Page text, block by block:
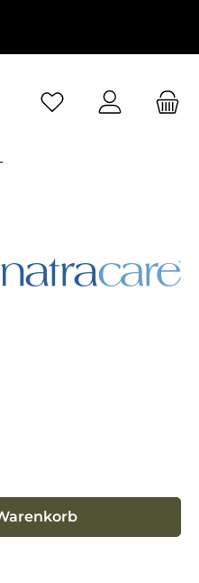
die Schaltflächen um die